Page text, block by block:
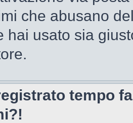
che abusano
hai usato sia
tempo